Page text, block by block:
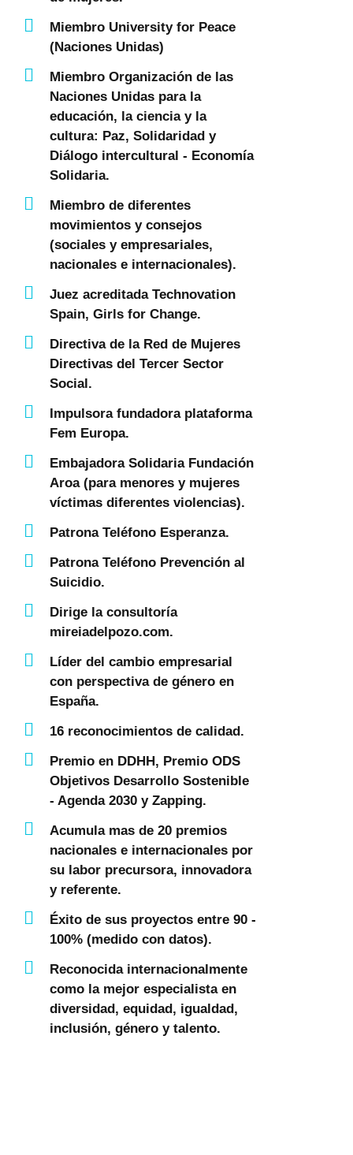
Miembro University for Peace
(Naciones Unidas)
Miembro Organización de las
Naciones Unidas para la
educación, la ciencia y la
cultura: Paz, Solidaridad y
Diálogo intercultural - Economía
Solidaria.
Miembro de diferentes
movimientos y consejos
(sociales y empresariales,
nacionales e internacionales).
Juez acreditada Technovation
Spain, Girls for Change.
Directiva de la Red de Mujeres
Directivas del Tercer Sector
Social.
Impulsora fundadora plataforma
Fem Europa.
Embajadora Solidaria Fundación
Aroa (para menores y mujeres
víctimas diferentes violencias).
Patrona Teléfono Esperanza.
Patrona Teléfono Prevención al
Suicidio.
Dirige la consultoría
mireiadelpozo.com.
Líder del cambio empresarial
con perspectiva de género en
España.
16 reconocimientos de calidad.
Premio en DDHH, Premio ODS
Objetivos Desarrollo Sostenible
- Agenda 2030 y Zapping.
Acumula mas de 20 premios
nacionales e internacionales por
su labor precursora, innovadora
y referente.
Éxito de sus proyectos entre 90 -
100% (medido con datos).
Reconocida internacionalmente
como la mejor especialista en
diversidad, equidad, igualdad,
inclusión, género y talento.